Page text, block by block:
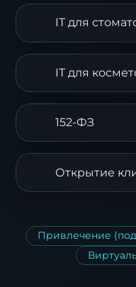
IT для
IT для
152-ФЗ
Открытие
Привлечение